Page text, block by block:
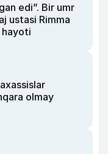
edi”. Bir umr
ustasi Rimma
hayoti
olmay